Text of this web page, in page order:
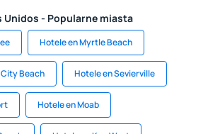
Unidos - Popularne miasta
Hotele en Myrtle Beach
Beach Hotele en Sevierville
Hotele en Moab